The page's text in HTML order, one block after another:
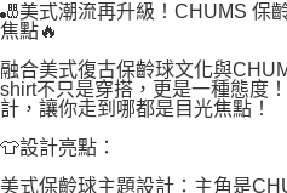
🎳美式潮流再升級！CHUMS 保
焦點🔥
融合美式復古保齡球文化與
shirt不只是穿搭，更是一種態度
計，讓你走到哪都是目光焦點！
👕設計亮點：
美式保齡球主題設計：主角是